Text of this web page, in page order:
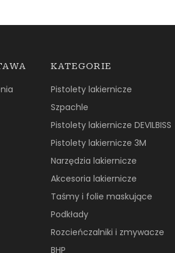
KATEGORIE
Pistolety lakiernicze
Szpachle
Pistolety lakiernicze DEVILBISS
Pistolety lakiernicze 3M
Narzędzia lakiernicze
Akcesoria lakiernicze
Taśmy i folie maskujące
Podkłady
Rozcieńczalniki i zmywacze
BHP